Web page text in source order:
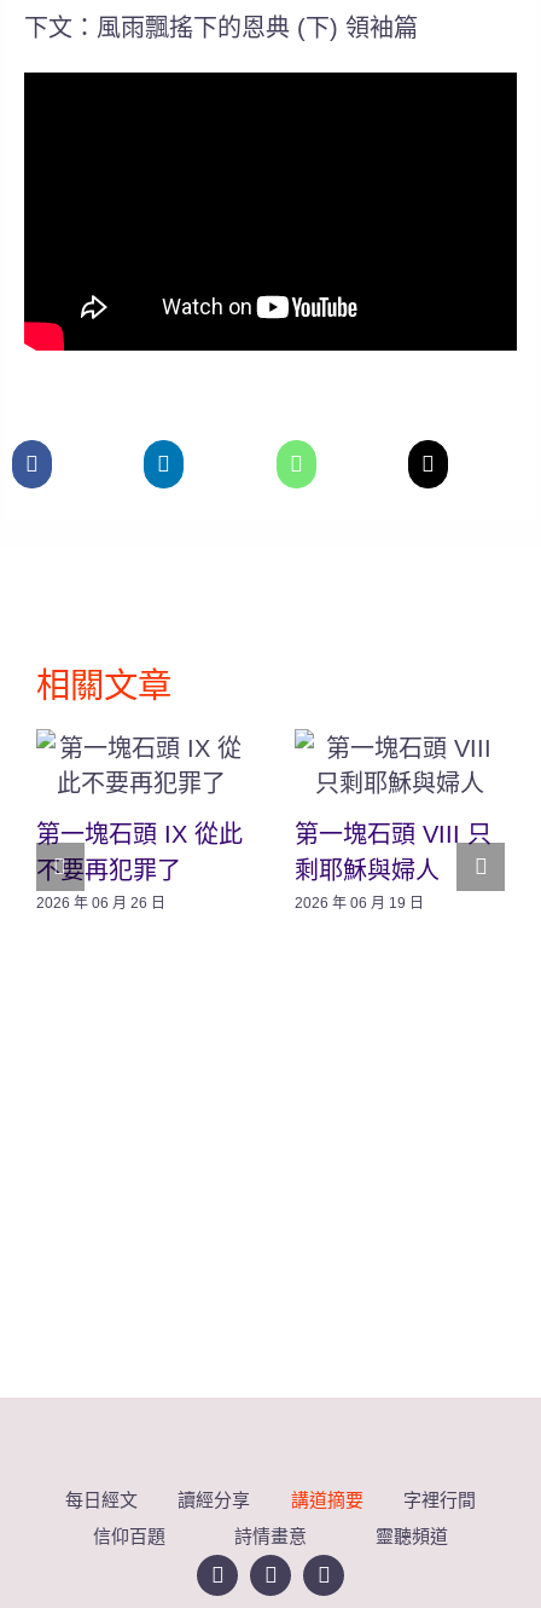
下文：風雨飄搖下的恩典 (下) 領袖篇
相關文章
第一塊石頭 IX 從此
不要再犯罪了
2026 年 06 月 26 日
第一塊石頭 VIII 只
剩耶穌與婦人
2026 年 06 月 19 日
每日經文 讀經分享 講道摘要
字裡行間
信仰百題
詩情畫意 靈聽頻道